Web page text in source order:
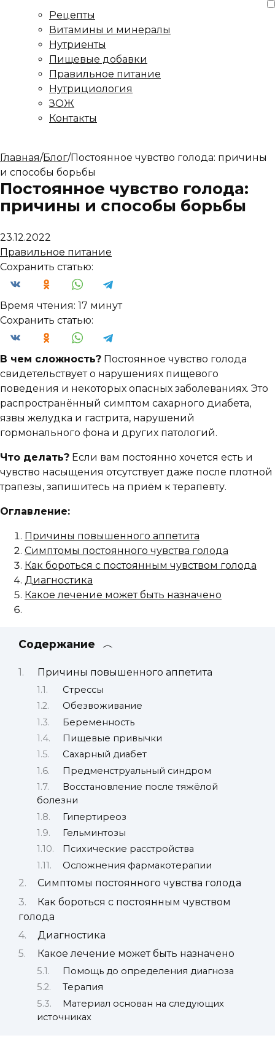
Рецепты
Витамины и минералы
Нутриенты
Пищевые добавки
Правильное питание
Нутрициология
ЗОЖ
Контакты
Главная/Блог/Постоянное чувство голода: причины
и способы борьбы
Постоянное чувство голода:
причины и способы борьбы
23.12.2022
Правильное питание
Сохранить статью:
Время чтения: 17 минут
Сохранить статью:
В чем сложность? Постоянное чувство голода
свидетельствует о нарушениях пищевого
поведения и некоторых опасных заболеваниях. Это
распространённый симптом сахарного диабета,
язвы желудка и гастрита, нарушений
гормонального фона и других патологий.
Что делать? Если вам постоянно хочется есть и
чувство насыщения отсутствует даже после плотной
трапезы, запишитесь на приём к терапевту.
Оглавление:
Причины повышенного аппетита
Симптомы постоянного чувства голода
Как бороться с постоянным чувством голода
Диагностика
Какое лечение может быть назначено
Содержание
Причины повышенного аппетита
Стрессы
Обезвоживание
Беременность
Пищевые привычки
Сахарный диабет
Предменструальный синдром
Восстановление после тяжёлой
болезни
Гипертиреоз
Гельминтозы
Психические расстройства
Осложнения фармакотерапии
Симптомы постоянного чувства голода
Как бороться с постоянным чувством
голода
Диагностика
Какое лечение может быть назначено
Помощь до определения диагноза
Терапия
Материал основан на следующих
источниках